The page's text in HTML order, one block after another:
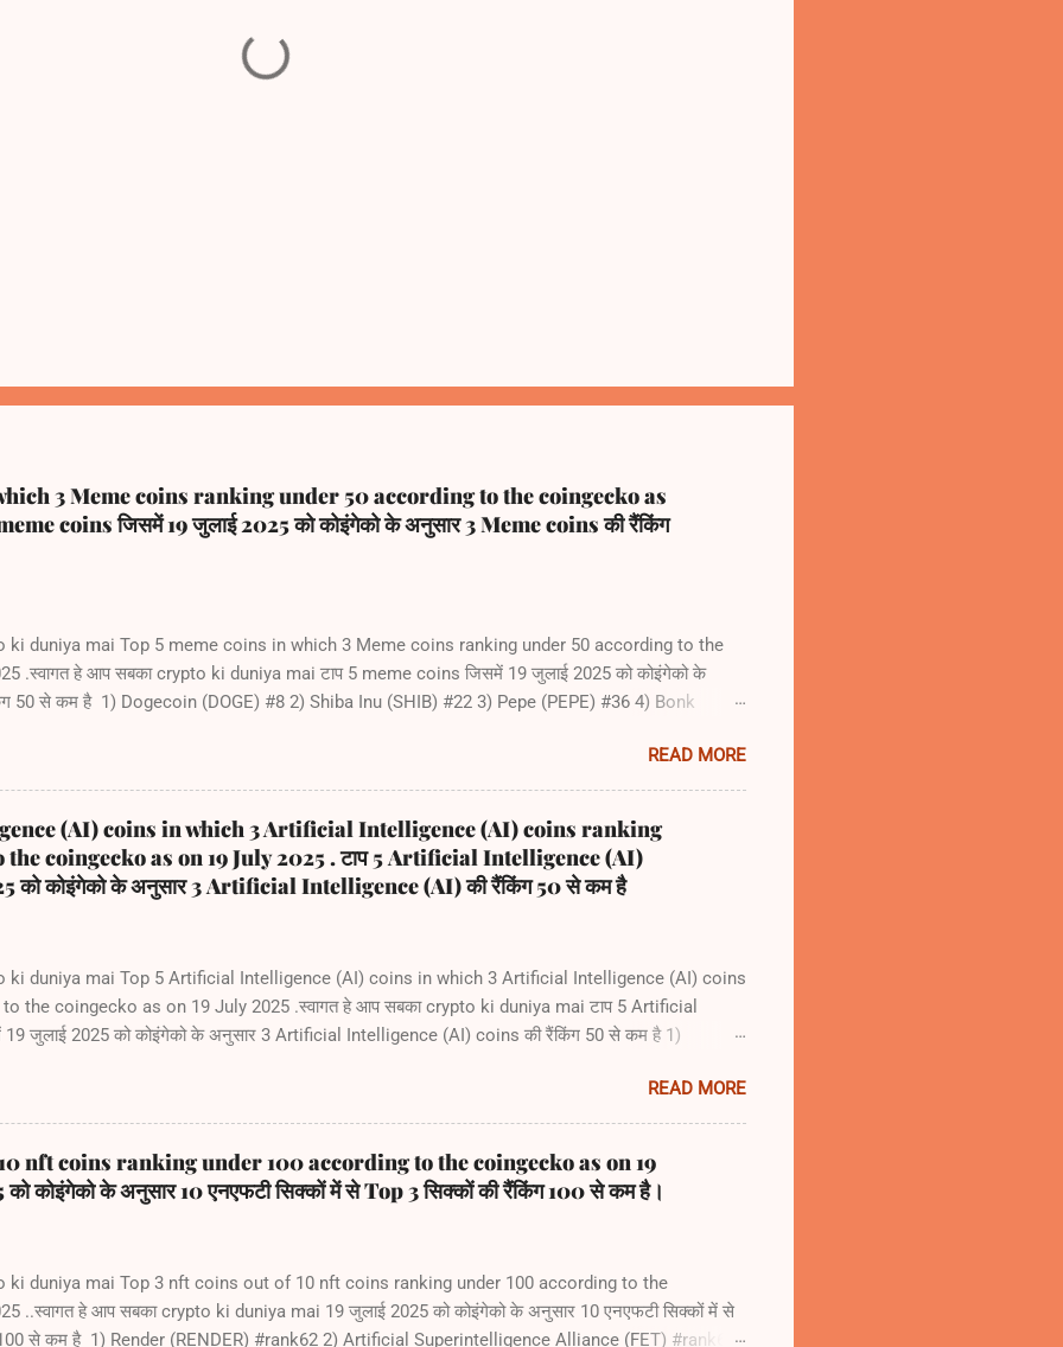
3 Meme coins ranking under 50 according to the coingecko as
coins जिसमें 19 जुलाई 2025 को कोइंगेको के अनुसार 3 Meme coins की रैंकिंग
ki duniya mai Top 5 meme coins in which 3 Meme coins ranking under 50 according to the
.स्वागत हे आप सबका crypto ki duniya mai टाप 5 meme coins जिसमें 19 जुलाई 2025 को कोइंगेको के
50 से कम है 1) Dogecoin (DOGE) #8 2) Shiba Inu (SHIB) #22 3) Pepe (PEPE) #36 4) Bonk
READ MORE
(AI) coins in which 3 Artificial Intelligence (AI) coins ranking
coingecko as on 19 July 2025 . टाप 5 Artificial Intelligence (AI)
को कोइंगेको के अनुसार 3 Artificial Intelligence (AI) की रैंकिंग 50 से कम है
ki duniya mai Top 5 Artificial Intelligence (AI) coins in which 3 Artificial Intelligence (AI) coins
the coingecko as on 19 July 2025 .स्वागत हे आप सबका crypto ki duniya mai टाप 5 Artificial
जुलाई 2025 को कोइंगेको के अनुसार 3 Artificial Intelligence (AI) coins की रैंकिंग 50 से कम है 1)
READ MORE
nft coins ranking under 100 according to the coingecko as on 19
कोइंगेको के अनुसार 10 एनएफटी सिक्कों में से Top 3 सिक्कों की रैंकिंग 100 से कम है।
ki duniya mai Top 3 nft coins out of 10 nft coins ranking under 100 according to the
..स्वागत हे आप सबका crypto ki duniya mai 19 जुलाई 2025 को कोइंगेको के अनुसार 10 एनएफटी सिक्कों में से
से कम है 1) Render (RENDER) #rank62 2) Artificial Superintelligence Alliance (FET) #rank66